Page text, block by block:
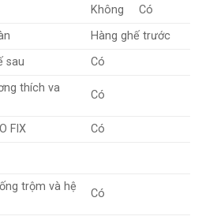
Không
Có
Hàng ghế trước
sau
Có
thích va
Có
FIX
Có
trộm và hệ
Có